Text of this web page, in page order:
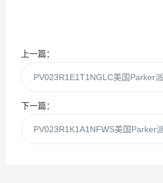
上一篇：
下一篇：